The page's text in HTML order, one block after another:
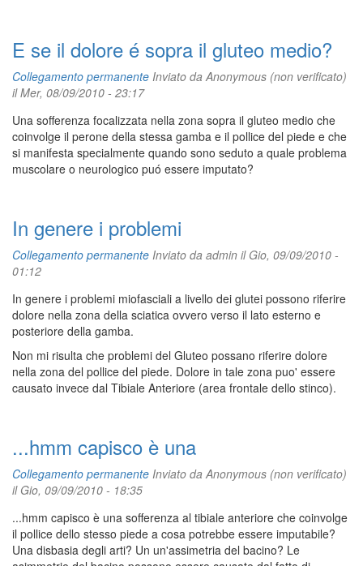
E se il dolore é sopra il gluteo medio?
Collegamento permanente Inviato daAnonymous (non verificato)
il Mer, 08/09/2010 - 23:17
Una sofferenza focalizzata nella zona sopra il gluteo medio che
coinvolge il perone della stessa gamba e il pollice del piede e che
si manifesta specialmente quando sono seduto a quale problema
muscolare o neurologico puó essere imputato?
In genere i problemi
Collegamento permanente Inviato da admin il Gio, 09/09/2010 -
01:12
In genere i problemi miofasciali a livello dei glutei possono riferire
dolore nella zona della sciatica ovvero verso il lato esterno e
posteriore della gamba.
Non mi risulta che problemi del Gluteo possano riferire dolore
nella zona del pollice del piede. Dolore in tale zona puo' essere
causato invece dal Tibiale Anteriore (area frontale dello stinco).
...hmm capisco è una
Collegamento permanente Inviato daAnonymous (non verificato)
il Gio, 09/09/2010 - 18:35
...hmm capisco è una sofferenza al tibiale anteriore che coinvolge
il pollice dello stesso piede a cosa potrebbe essere imputabile?
Una disbasia degli arti? Un un'assimetria del bacino? Le